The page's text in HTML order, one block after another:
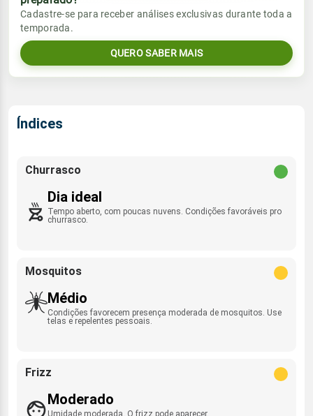
Umidade do ar
75% 96%
Rajada de vento
Sol
05:46h às 17:28h
Lua
Chuva
0.0mm
Umidade do ar
Vento
ESE - 7km/h
Rajada de vento
Sol
Cadastre-se para receber análises exclusivas durante toda a
temporada.
QUERO SABER MAIS
Índices
Churrasco
Dia ideal
Tempo aberto, com poucas nuvens. Condições favoráveis pro
churrasco.
Mosquitos
Médio
Condições favorecem presença moderada de mosquitos. Use
telas e repelentes pessoais.
Frizz
Moderado
Umidade moderada. O frizz pode aparecer.